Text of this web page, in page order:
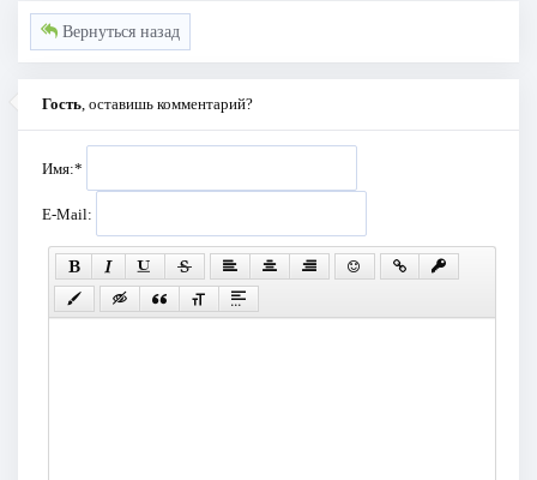
Вернуться назад
Гость, оставишь комментарий?
Имя:*
E-Mail: